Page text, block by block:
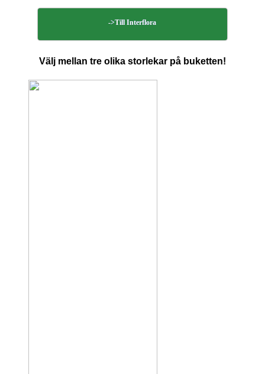
->Till Interflora
Välj mellan tre olika storlekar på buketten!